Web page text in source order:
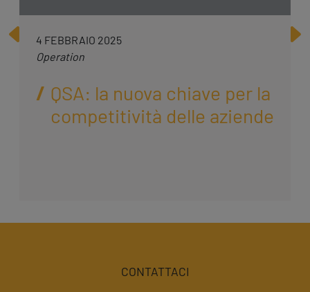
4 FEBBRAIO 2025
Operation
QSA: la nuova chiave per la
competitività delle aziende
CONTATTACI